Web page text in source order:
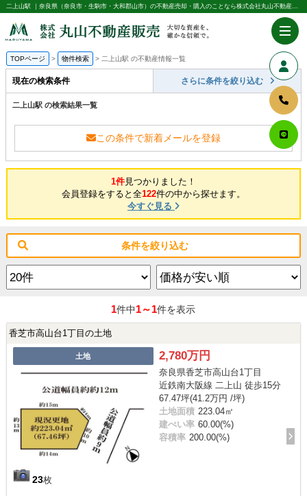
二上山駅 ｜奈良県（奈良市・生駒市・大和郡山市）の不動産売却・購入のことなら株式会社丸山不動産販売
TOPページ 物件検索 二上山駅 の不動産情報一覧
現在の検索条件 さらに条件を絞り込む
二上山駅 の検索結果一覧
この条件で新着メールを登録
1件見つかりました！
会員登録をすると全122件の中から探せます。
今すぐ見る
条件を絞り込む
1件中1～1件を表示
香芝市高山台1丁目の土地
土地
23枚
2,780万円
奈良県香芝市高山台1丁目
近鉄南大阪線 二上山 徒歩15分
67.47坪(41.2万円 /坪)
土地面積 223.04㎡
建ぺい率 60.00(%)
容積率 200.00(%)